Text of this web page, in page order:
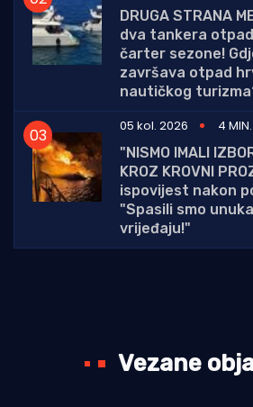
DRUGA STRANA
dva tankera
čarter sezone!
završava otpad
nautičkog
05 kol. 2026
4
"NISMO IMALI
KROZ KROVNI
ispovijest nakon
"Spasili smo
vrijeđaju!"
Vezane